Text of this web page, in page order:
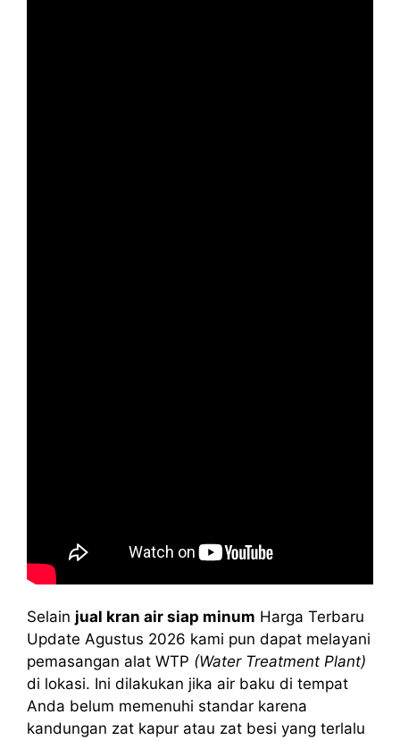
Selain jual kran air siap minum Harga Terbaru
Update Agustus 2026 kami pun dapat melayani
pemasangan alat WTP (Water Treatment Plant)
di lokasi. Ini dilakukan jika air baku di tempat
Anda belum memenuhi standar karena
kandungan zat kapur atau zat besi yang terlalu